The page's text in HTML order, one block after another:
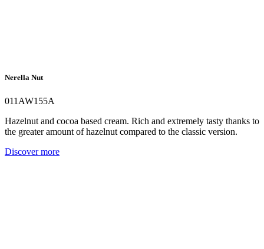
Nerella Nut
011AW155A
Hazelnut and cocoa based cream. Rich and extremely tasty thanks to
the greater amount of hazelnut compared to the classic version.
Discover more